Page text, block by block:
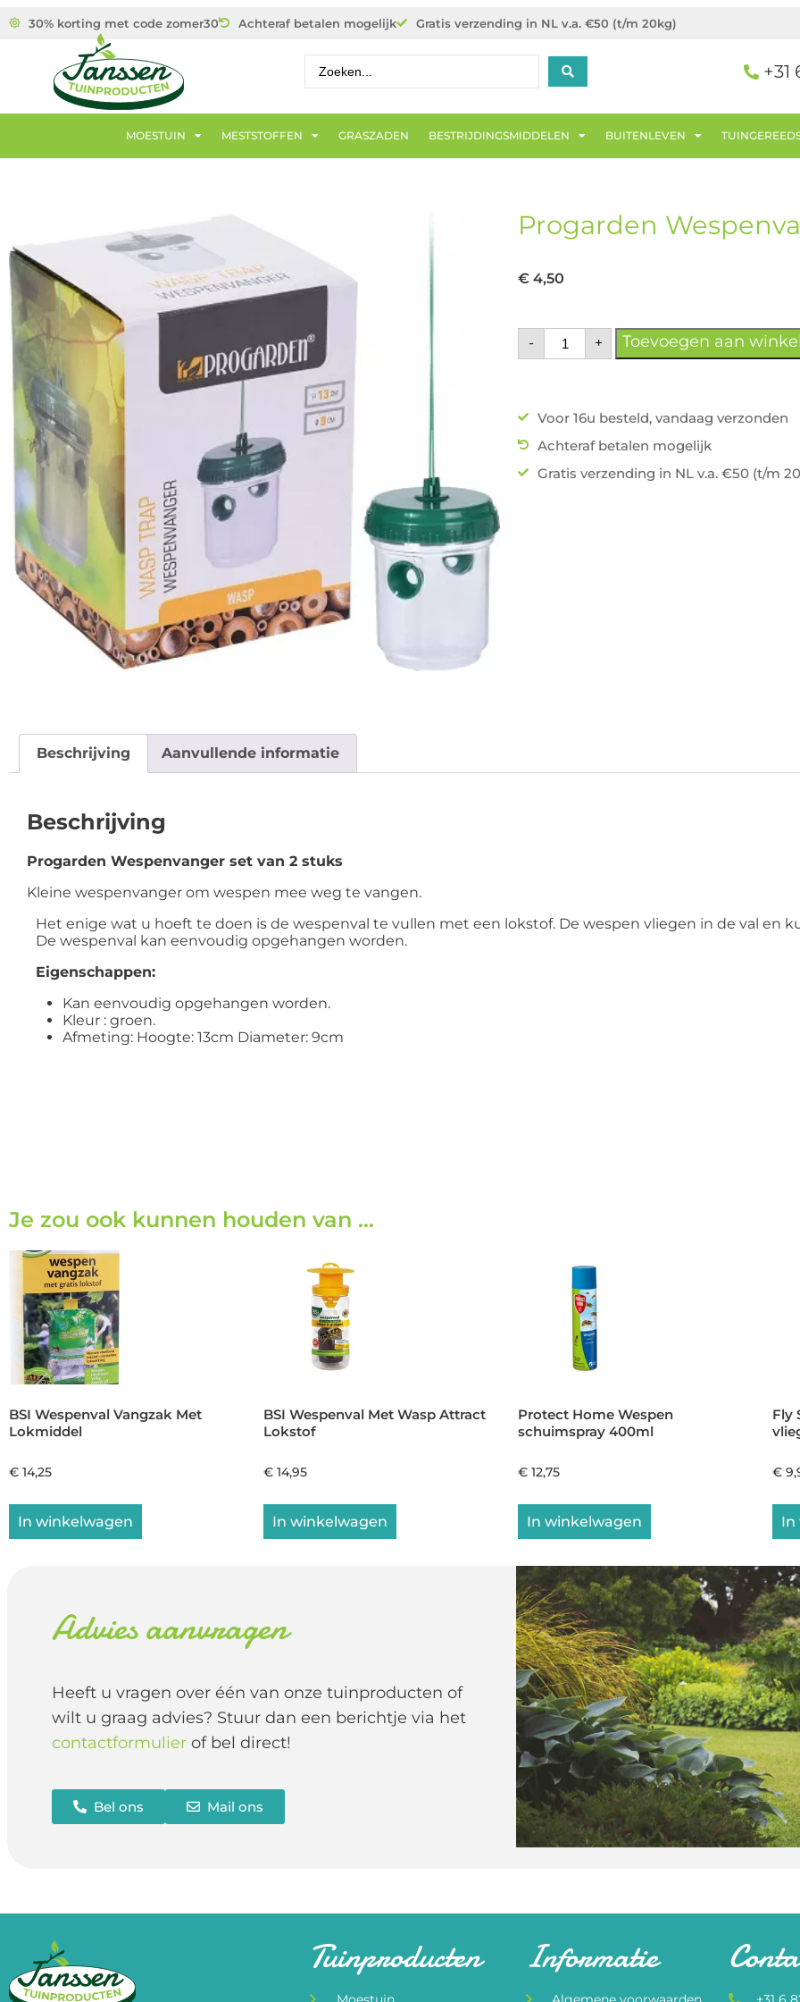
30% korting met code zomer30 Achteraf betalen mogelijk Gratis verzending in NL v.a. €50 (t/m 20kg)
+31
MOESTUIN MESTSTOFFEN GRASZADEN BESTRIJDINGSMIDDELEN BUITENLEVEN
Progarden
€ 4,50
- + Toevoegen aan
Voor 16u besteld, vandaag verzonden
Achteraf betalen mogelijk
Gratis verzending in NL v.a. €50 (t/m
Beschrijving Aanvullende informatie
Beschrijving
Progarden Wespenvanger set van 2 stuks
Kleine wespenvanger om wespen mee weg te vangen.
Het enige wat u hoeft te doen is de wespenval te vullen met een lokstof. De wespen vliegen in de val en
De wespenval kan eenvoudig opgehangen worden.
Eigenschappen:
Kan eenvoudig opgehangen worden.
Kleur : groen.
Afmeting: Hoogte: 13cm Diameter: 9cm
Je zou ook kunnen houden van …
BSI Wespenval Vangzak Met
Lokmiddel
€ 14,25
In winkelwagen
BSI Wespenval Met Wasp Attract
Lokstof
€ 14,95
In winkelwagen
Protect Home Wespen
schuimspray 400ml
€ 12,75
In winkelwagen
Fly
€
In
Advies aanvragen
Heeft u vragen over één van onze tuinproducten of
wilt u graag advies? Stuur dan een berichtje via het
contactformulier of bel direct!
Bel ons Mail ons
Tuinproducten Informatie